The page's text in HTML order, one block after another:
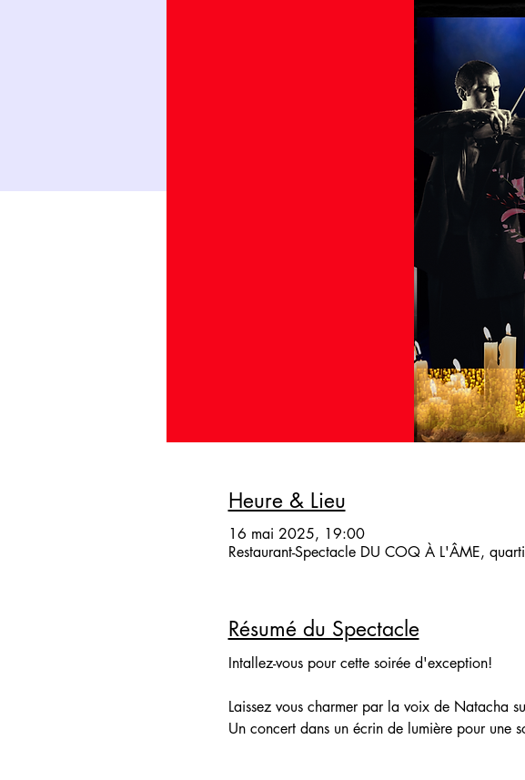
Heure & Lieu
16 mai 2025, 19:00
Restaurant-Spectacle DU COQ À L'ÂME,
Résumé du Spectacle
Intallez-vous pour cette soirée d'exception!
Laissez vous charmer par la voix de Natacha
Un concert dans un écrin de lumière pour une